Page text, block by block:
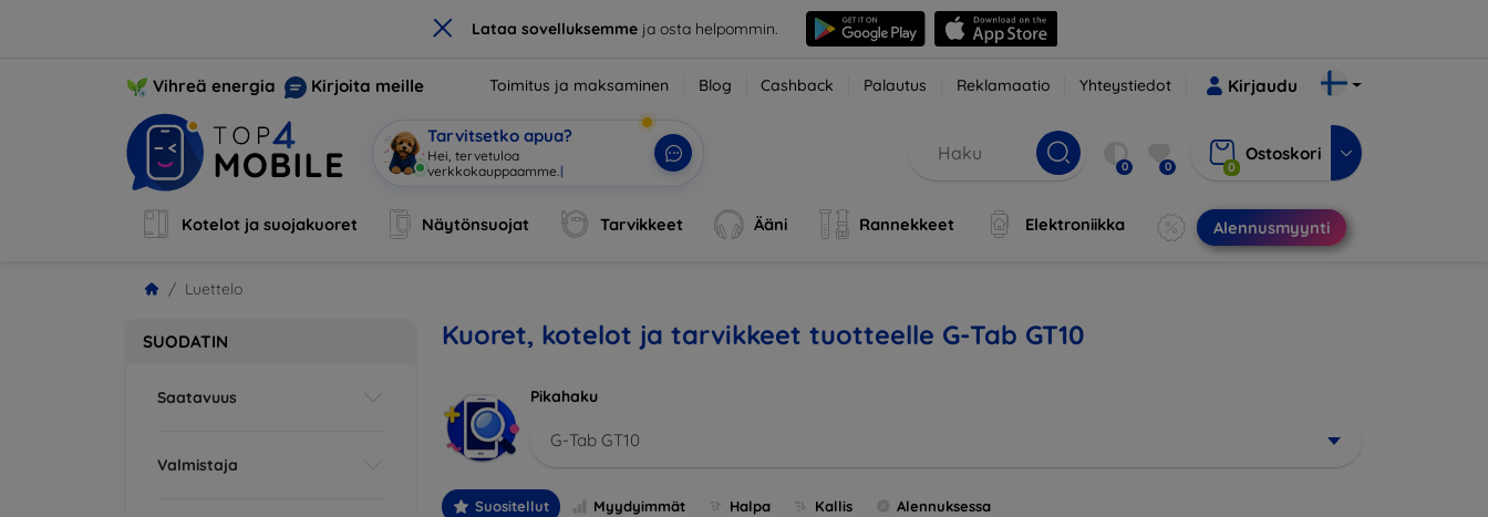
× Lataa sovelluksemmeja osta helpommin.
Vihreä energia Kirjoita meille Toimitus ja maksaminen Blog Cashback Palautus Reklamaatio Yhteystiedot Kirjaudu
Tarvitsetko apua?
Hei, tervetuloa verkko 0 0 0
Ostoskori
Kotelot ja suojakuoret Näytönsuojat Tarvikkeet Ääni Rannekkeet Elektroniikka Alennusmyynti
Luettelo
SUODATIN
Saatavuus
Valmistaja
Kuoret, kotelot ja tarvikkeet tuotteelle G-Tab GT10
Pikahaku
G-Tab GT10
Suositellut Myydyimmät Halpa Kallis Alennuksessa